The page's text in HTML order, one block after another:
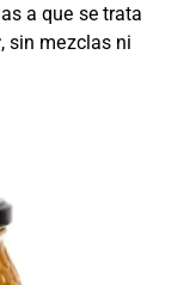
a que se trata
, sin mezclas ni